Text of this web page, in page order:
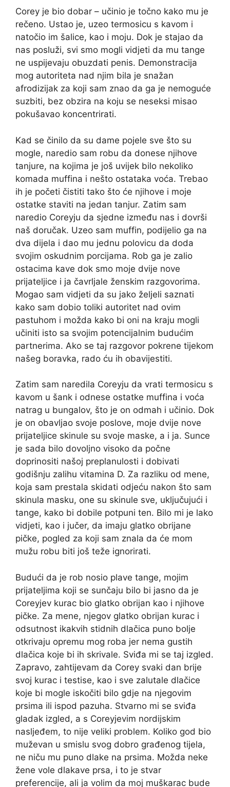
Corey je bio dobar – učinio je točno kako mu je
rečeno. Ustao je, uzeo termosicu s kavom i
natočio im šalice, kao i moju. Dok je stajao da
nas posluži, svi smo mogli vidjeti da mu tange
ne uspijevaju obuzdati penis. Demonstracija
mog autoriteta nad njim bila je snažan
afrodizijak za koji sam znao da ga je nemoguće
suzbiti, bez obzira na koju se neseksi misao
pokušavao koncentrirati.
Kad se činilo da su dame pojele sve što su
mogle, naredio sam robu da donese njihove
tanjure, na kojima je još uvijek bilo nekoliko
komada muffina i nešto ostataka voća. Trebao
ih je početi čistiti tako što će njihove i moje
ostatke staviti na jedan tanjur. Zatim sam
naredio Coreyju da sjedne između nas i dovrši
naš doručak. Uzeo sam muffin, podijelio ga na
dva dijela i dao mu jednu polovicu da doda
svojim oskudnim porcijama. Rob ga je zalio
ostacima kave dok smo moje dvije nove
prijateljice i ja čavrljale ženskim razgovorima.
Mogao sam vidjeti da su jako željeli saznati
kako sam dobio toliki autoritet nad ovim
pastuhom i možda kako bi oni na kraju mogli
učiniti isto sa svojim potencijalnim budućim
partnerima. Ako se taj razgovor pokrene tijekom
našeg boravka, rado ću ih obavijestiti.
Zatim sam naredila Coreyju da vrati termosicu s
kavom u šank i odnese ostatke muffina i voća
natrag u bungalov, što je on odmah i učinio. Dok
je on obavljao svoje poslove, moje dvije nove
prijateljice skinule su svoje maske, a i ja. Sunce
je sada bilo dovoljno visoko da počne
doprinositi našoj preplanulosti i dobivati ​​
godišnju zalihu vitamina D. Za razliku od mene,
koja sam prestala skidati odjeću nakon što sam
skinula masku, one su skinule sve, uključujući i
tange, kako bi dobile potpuni ten. Bilo mi je lako
vidjeti, kao i jučer, da imaju glatko obrijane
pičke, pogled za koji sam znala da će mom
mužu robu biti još teže ignorirati.
Budući da je rob nosio plave tange, mojim
prijateljima koji se sunčaju bilo bi jasno da je
Coreyjev kurac bio glatko obrijan kao i njihove
pičke. Za mene, njegov glatko obrijan kurac i
odsutnost ikakvih stidnih dlačica puno bolje
otkrivaju opremu mog roba jer nema gustih
dlačica koje bi ih skrivale. Sviđa mi se taj izgled.
Zapravo, zahtijevam da Corey svaki dan brije
svoj kurac i testise, kao i sve zalutale dlačice
koje bi mogle iskočiti bilo gdje na njegovim
prsima ili ispod pazuha. Stvarno mi se sviđa
gladak izgled, a s Coreyjevim nordijskim
nasljeđem, to nije veliki problem. Koliko god bio
muževan u smislu svog dobro građenog tijela,
ne niču mu puno dlake na prsima. Možda neke
žene vole dlakave prsa, i to je stvar
preferencije, ali ja volim da moj muškarac bude